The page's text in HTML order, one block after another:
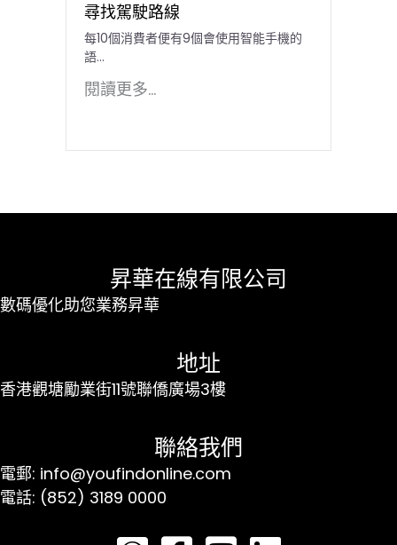
尋找駕駛路線
每10個消費者便有9個會使用智能手機的
語...
閱讀更多...
昇華在線有限公司
數碼優化助您業務昇華
地址
香港觀塘勵業街11號聯僑廣場3樓
聯絡我們
電郵: info@youfindonline.com
電話: (852) 3189 0000